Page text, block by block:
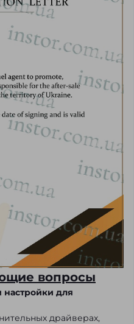
вопросы
для
драйверах,